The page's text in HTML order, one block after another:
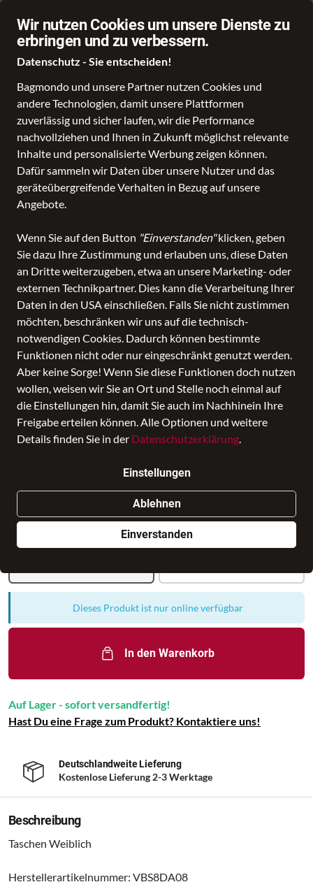
Wir nutzen Cookies um unsere Dienste zu
erbringen und zu verbessern.
Datenschutz - Sie entscheiden!
Bagmondo und unsere Partner nutzen Cookies und
andere Technologien, damit unsere Plattformen
zuverlässig und sicher laufen, wir die Performance
nachvollziehen und Ihnen in Zukunft möglichst relevante
Inhalte und personalisierte Werbung zeigen können.
Dafür sammeln wir Daten über unsere Nutzer und das
geräteübergreifende Verhalten in Bezug auf unsere
Angebote.
Wenn Sie auf den Button "Einverstanden"klicken, geben
Sie dazu Ihre Zustimmung und erlauben uns, diese Daten
an Dritte weiterzugeben, etwa an unsere Marketing- oder
externen Technikpartner. Dies kann die Verarbeitung Ihrer
Daten in den USA einschließen. Falls Sie nicht zustimmen
möchten, beschränken wir uns auf die technisch-
notwendigen Cookies. Dadurch können bestimmte
Funktionen nicht oder nur eingeschränkt genutzt werden.
Aber keine Sorge! Wenn Sie diese Funktionen doch nutzen
wollen, weisen wir Sie an Ort und Stelle noch einmal auf
die Einstellungen hin, damit Sie auch im Nachhinein Ihre
Freigabe erteilen können. Alle Optionen und weitere
Details finden Sie in der Datenschutzerklärung.
Einstellungen
Ablehnen
Einverstanden
Valentino Handtasche
Preis
109,99 € inkl. MwSt., VersandGRATIS
Nur noch weniger als 3 Artikel im Geschäft vorhanden.
Dieses Produkt ist nur online verfügbar
In den Warenkorb
Auf Lager - sofort versandfertig!
Hast Du eine Frage zum Produkt? Kontaktiere uns!
Deutschlandweite Lieferung
Kostenlose Lieferung 2-3 Werktage
Beschreibung
Taschen Weiblich
Herstellerartikelnummer: VBS8DA08